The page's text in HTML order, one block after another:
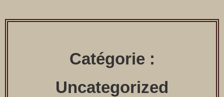
passer
Catégorie :
Uncategorized